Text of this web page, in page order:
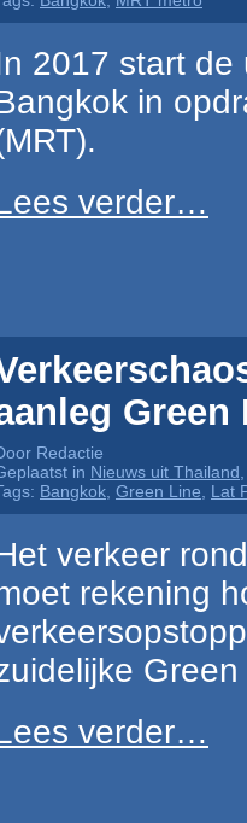
2017 start de
in
verder…
Green
Redactie
in Nieuws uit Thailand
Bangkok Green Line Lat
verkeer
rekening
verder…